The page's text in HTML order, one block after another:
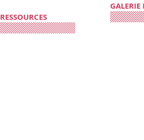
RESSOURCES